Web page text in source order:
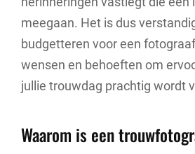
meegaan. Het is dus
budgetteren voor een
wensen en behoeften om
jullie trouwdag prachtig wordt
Waarom is een